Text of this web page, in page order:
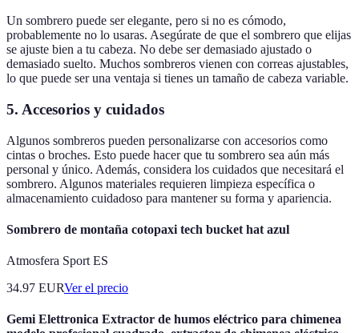
Un sombrero puede ser elegante, pero si no es cómodo,
probablemente no lo usaras. Asegúrate de que el sombrero que elijas
se ajuste bien a tu cabeza. No debe ser demasiado ajustado o
demasiado suelto. Muchos sombreros vienen con correas ajustables,
lo que puede ser una ventaja si tienes un tamaño de cabeza variable.
5. Accesorios y cuidados
Algunos sombreros pueden personalizarse con accesorios como
cintas o broches. Esto puede hacer que tu sombrero sea aún más
personal y único. Además, considera los cuidados que necesitará el
sombrero. Algunos materiales requieren limpieza específica o
almacenamiento cuidadoso para mantener su forma y apariencia.
Sombrero de montaña cotopaxi tech bucket hat azul
Atmosfera Sport ES
34.97 EURVer el precio
Gemi Elettronica Extractor de humos eléctrico para chimenea